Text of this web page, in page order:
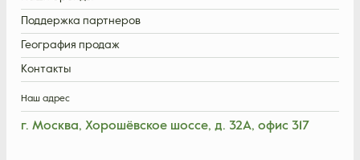
Поддержка партнеров
География продаж
Контакты
Наш адрес
г. Москва, Хорошёвское шоссе, д. 32А, офис 317